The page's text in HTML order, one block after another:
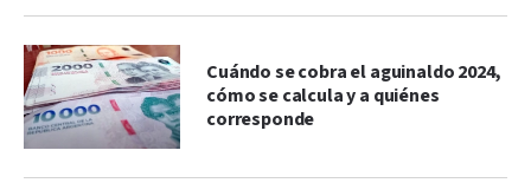
Cuándo se cobra el aguinaldo 2024,
cómo se calcula y a quiénes
corresponde